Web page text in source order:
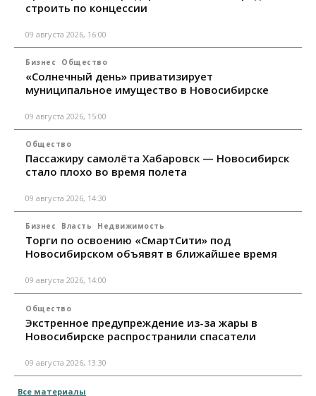
строить по концессии
09 августа 2026, 16:00
Бизнес Общество
«Солнечный день» приватизирует
муниципальное имущество в Новосибирске
09 августа 2026, 15:00
Общество
Пассажиру самолёта Хабаровск — Новосибирск
стало плохо во время полета
09 августа 2026, 14:30
Бизнес Власть Недвижимость
Торги по освоению «СмартСити» под
Новосибирском объявят в ближайшее время
09 августа 2026, 14:00
Общество
Экстренное предупреждение из-за жары в
Новосибирске распространили спасатели
09 августа 2026, 13:30
Все материалы